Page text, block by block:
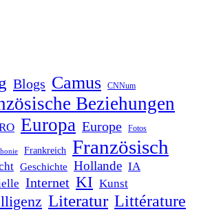
Blogs Camus CNNum
Beziehungen
Europa Europe Fotos
Frankreich Französisch
Geschichte Hollande IA
Internet KI Kunst
Literatur Littérature